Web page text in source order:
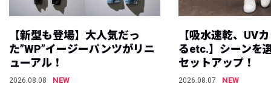
【新型も登場】大人気だっ
た”WP”イージーパンツがリニ
ューアル！
2026.08.08
NEW
【吸水速乾、UV
るetc.】シーンを
セットアップ！
2026.08.07
NEW